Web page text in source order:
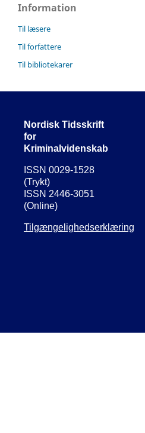
Information
Til læsere
Til forfattere
Til bibliotekarer
Nordisk Tidsskrift
for
Kriminalvidenskab
ISSN 0029-1528
(Trykt)
ISSN 2446-3051
(Online)
Tilgængelighedserklæring